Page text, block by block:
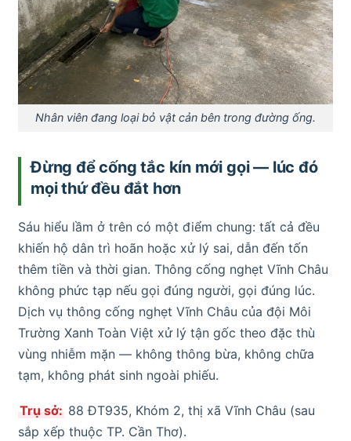
Nhân viên đang loại bỏ vật cản bên trong đường ống.
Đừng để cống tắc kín mới gọi — lúc đó
mọi thứ đều đắt hơn
Sáu hiểu lầm ở trên có một điểm chung: tất cả đều
khiến hộ dân trì hoãn hoặc xử lý sai, dẫn đến tốn
thêm tiền và thời gian. Thông cống nghẹt Vĩnh Châu
không phức tạp nếu gọi đúng người, gọi đúng lúc.
Dịch vụ thông cống nghẹt Vĩnh Châu của đội Môi
Trường Xanh Toàn Việt xử lý tận gốc theo đặc thù
vùng nhiễm mặn — không thông bừa, không chữa
tạm, không phát sinh ngoài phiếu.
Trụ sở: 88 ĐT935, Khóm 2, thị xã Vĩnh Châu (sau
sắp xếp thuộc TP. Cần Thơ).